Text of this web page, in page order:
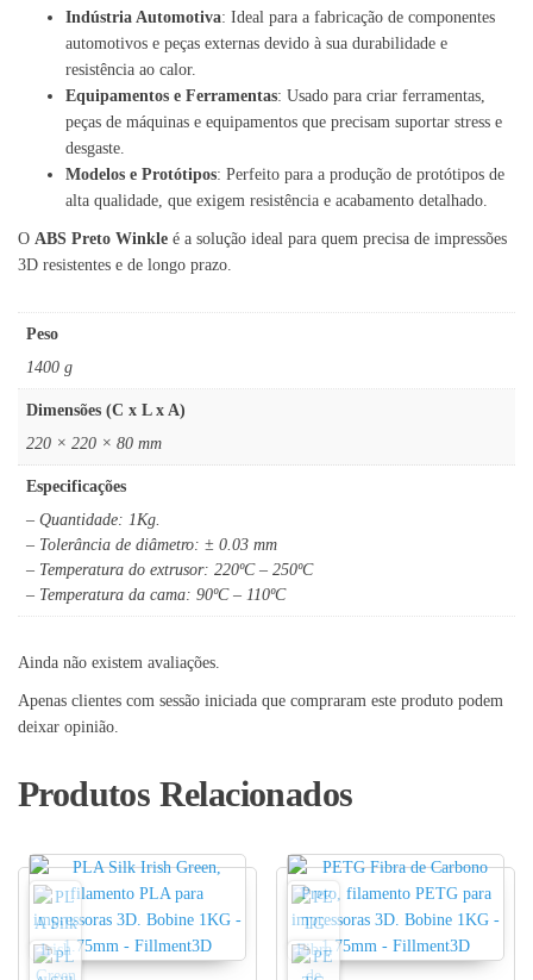
Indústria Automotiva: Ideal para a fabricação de componentes
automotivos e peças externas devido à sua durabilidade e
resistência ao calor.
Equipamentos e Ferramentas: Usado para criar ferramentas,
peças de máquinas e equipamentos que precisam suportar stress e
desgaste.
Modelos e Protótipos: Perfeito para a produção de protótipos de
alta qualidade, que exigem resistência e acabamento detalhado.
O ABS Preto Winkle é a solução ideal para quem precisa de impressões
3D resistentes e de longo prazo.
Peso
1400 g
Dimensões (C x L x A)
220 × 220 × 80 mm
Especificações
– Quantidade: 1Kg.
– Tolerância de diâmetro: ± 0.03 mm
– Temperatura do extrusor: 220ºC – 250ºC
– Temperatura da cama: 90ºC – 110ºC
Ainda não existem avaliações.
Apenas clientes com sessão iniciada que compraram este produto podem
deixar opinião.
Produtos Relacionados